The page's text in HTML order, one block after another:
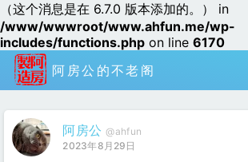
（这个消息是在 6.7.0 版本添加的。） in
/www/wwwroot/www.ahfun.me/wp-
includes/functions.php on line 6170
阿房公的不老阁
阿房公 @ahfun
2023年8月29日